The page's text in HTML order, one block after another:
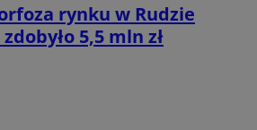
rynku w Rudzie
5,5 mln zł